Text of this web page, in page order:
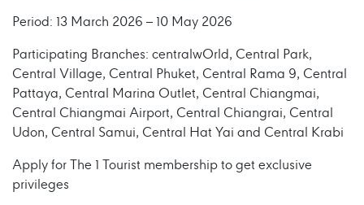
Period: 13 March 2026 – 10 May 2026
Participating Branches: centralwOrld, Central Park,
Central Village, Central Phuket, Central Rama 9, Central
Pattaya, Central Marina Outlet, Central Chiangmai,
Central Chiangmai Airport, Central Chiangrai, Central
Udon, Central Samui, Central Hat Yai and Central Krabi
Apply for The 1 Tourist membership to get exclusive
privileges